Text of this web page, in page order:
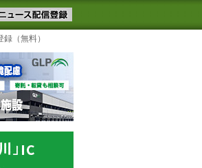
物流ニュースメール配信を登録す
るテーマ
（無料）